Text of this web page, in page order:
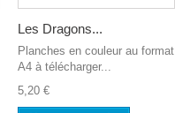
Les Dragons...
Planches en couleur au format
A4 à télécharger...
5,20 €